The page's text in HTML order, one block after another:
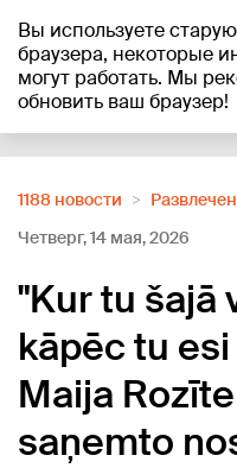
Вы используете
браузера, некоторые
могут работать. Мы
обновить ваш браузер!
+18°C
1188 новости
Четверг, 14 мая, 2026
"Kur tu šajā
kāpēc tu
Maija
saņemto